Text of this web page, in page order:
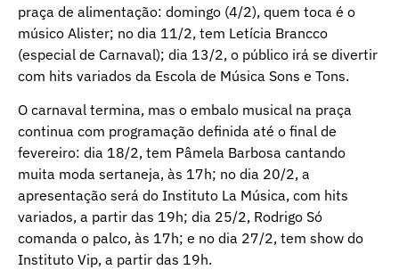
praça de alimentação: domingo (4/2), quem toca é o
músico Alister; no dia 11/2, tem Letícia Brancco
(especial de Carnaval); dia 13/2, o público irá se divertir
com hits variados da Escola de Música Sons e Tons.
O carnaval termina, mas o embalo musical na praça
continua com programação definida até o final de
fevereiro: dia 18/2, tem Pâmela Barbosa cantando
muita moda sertaneja, às 17h; no dia 20/2, a
apresentação será do Instituto La Música, com hits
variados, a partir das 19h; dia 25/2, Rodrigo Só
comanda o palco, às 17h; e no dia 27/2, tem show do
Instituto Vip, a partir das 19h.